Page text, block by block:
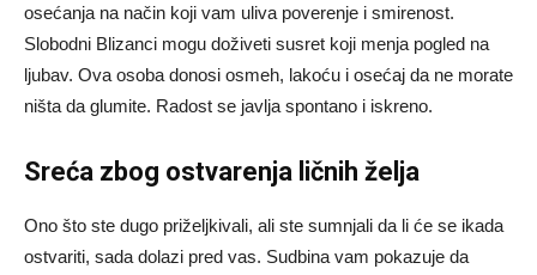
osećanja na način koji vam uliva poverenje i smirenost.
Slobodni Blizanci mogu doživeti susret koji menja pogled na
ljubav. Ova osoba donosi osmeh, lakoću i osećaj da ne morate
ništa da glumite. Radost se javlja spontano i iskreno.
Sreća zbog ostvarenja ličnih želja
Ono što ste dugo priželjkivali, ali ste sumnjali da li će se ikada
ostvariti, sada dolazi pred vas. Sudbina vam pokazuje da